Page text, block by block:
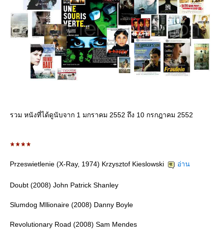
รวม หนังที่ได้ดูนับจาก 1 มกราคม 2552 ถึง 10 กรกฎาคม 2552
Przeswietlenie (X-Ray, 1974) Krzysztof Kieslowski อ่าน
Doubt (2008) John Patrick Shanley
Slumdog Mllionaire (2008) Danny Boyle
Revolutionary Road (2008) Sam Mendes